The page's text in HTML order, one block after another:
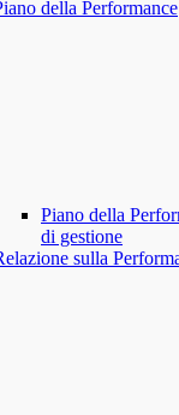
della Performance
Piano della
di gestione
sulla